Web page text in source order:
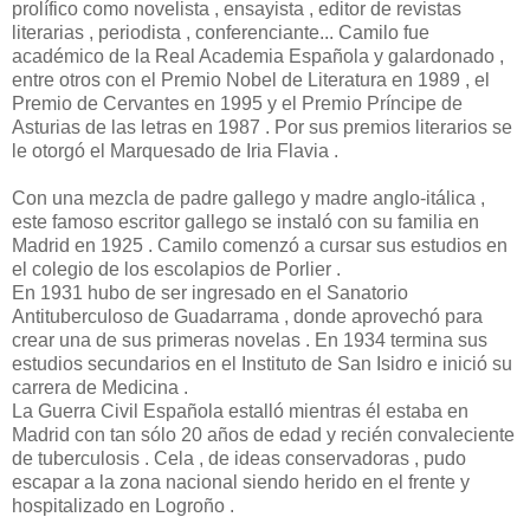
prolífico como novelista , ensayista , editor de revistas
literarias , periodista , conferenciante... Camilo fue
académico de la Real Academia Española y galardonado ,
entre otros con el Premio Nobel de Literatura en 1989 , el
Premio de Cervantes en 1995 y el Premio Príncipe de
Asturias de las letras en 1987 . Por sus premios literarios se
le otorgó el Marquesado de Iria Flavia .
Con una mezcla de padre gallego y madre anglo-itálica ,
este famoso escritor gallego se instaló con su familia en
Madrid en 1925 . Camilo comenzó a cursar sus estudios en
el colegio de los escolapios de Porlier .
En 1931 hubo de ser ingresado en el Sanatorio
Antituberculoso de Guadarrama , donde aprovechó para
crear una de sus primeras novelas . En 1934 termina sus
estudios secundarios en el Instituto de San Isidro e inició su
carrera de Medicina .
La Guerra Civil Española estalló mientras él estaba en
Madrid con tan sólo 20 años de edad y recién convaleciente
de tuberculosis . Cela , de ideas conservadoras , pudo
escapar a la zona nacional siendo herido en el frente y
hospitalizado en Logroño .